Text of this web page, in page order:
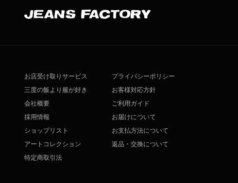
お店受け取りサービス
三度の飯より服が好き
会社概要
採用情報
ショップリスト
アートコレクション
特定商取引法
プライバシーポリシー
お客様対応方針
ご利用ガイド
お届けについて
お支払方法について
返品・交換について